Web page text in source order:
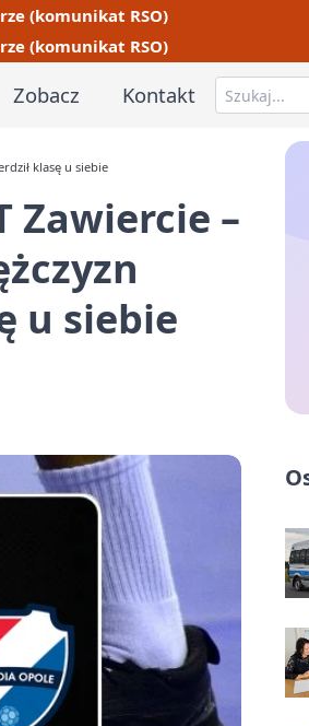
(komunikat RSO)
(komunikat RSO)
Zobacz Kontakt
klasę u siebie
Zawiercie –
u siebie